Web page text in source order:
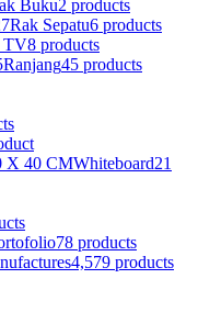
Buku2 products
Rak Sepatu6 products
TV8 products
Ranjang45 products
Whiteboard21
78 products
4,579 products